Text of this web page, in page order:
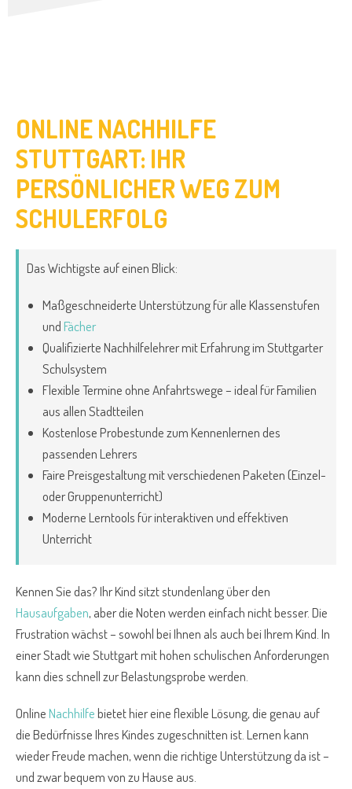
ONLINE NACHHILFE
STUTTGART: IHR
PERSÖNLICHER WEG ZUM
SCHULERFOLG
Das Wichtigste auf einen Blick:
Maßgeschneiderte Unterstützung für alle Klassenstufen
und Fächer
Qualifizierte Nachhilfelehrer mit Erfahrung im Stuttgarter
Schulsystem
Flexible Termine ohne Anfahrtswege – ideal für Familien
aus allen Stadtteilen
Kostenlose Probestunde zum Kennenlernen des
passenden Lehrers
Faire Preisgestaltung mit verschiedenen Paketen (Einzel-
oder Gruppenunterricht)
Moderne Lerntools für interaktiven und effektiven
Unterricht
Kennen Sie das? Ihr Kind sitzt stundenlang über den
Hausaufgaben, aber die Noten werden einfach nicht besser. Die
Frustration wächst – sowohl bei Ihnen als auch bei Ihrem Kind. In
einer Stadt wie Stuttgart mit hohen schulischen Anforderungen
kann dies schnell zur Belastungsprobe werden.
OnlineNachhilfebietet hier eine flexible Lösung, die genau auf
die Bedürfnisse Ihres Kindes zugeschnitten ist. Lernen kann
wieder Freude machen, wenn die richtige Unterstützung da ist –
und zwar bequem von zu Hause aus.